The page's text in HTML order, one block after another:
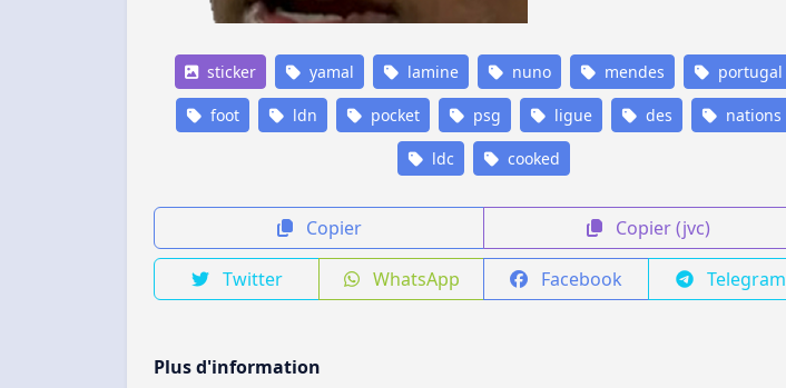
sticker yamal lamine nuno mendes portugal
foot ldn pocket psg ligue des nations
ldc cooked
Copier Copier (jvc)
Twitter WhatsApp Facebook Telegram
Plus d'information